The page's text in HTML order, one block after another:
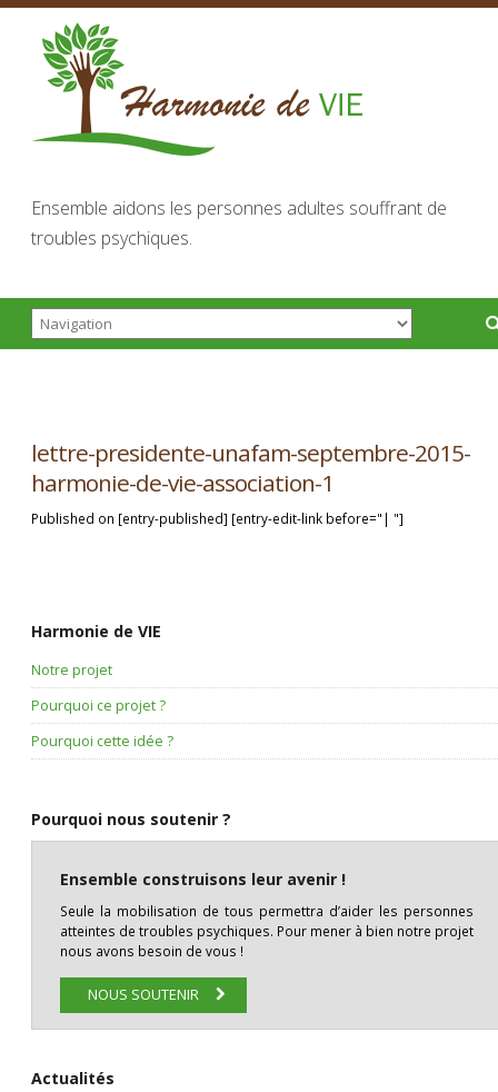
Ensemble aidons les personnes adultes souffrant de
troubles psychiques.
lettre-presidente-unafam-septembre-2015-
harmonie-de-vie-association-1
Published on [entry-published] [entry-edit-link before="| "]
Harmonie de VIE
Notre projet
Pourquoi ce projet ?
Pourquoi cette idée ?
Pourquoi nous soutenir ?
Ensemble construisons leur avenir !
Seule la mobilisation de tous permettra d’aider les personnes
atteintes de troubles psychiques. Pour mener à bien notre projet
nous avons besoin de vous !
NOUS SOUTENIR
Actualités